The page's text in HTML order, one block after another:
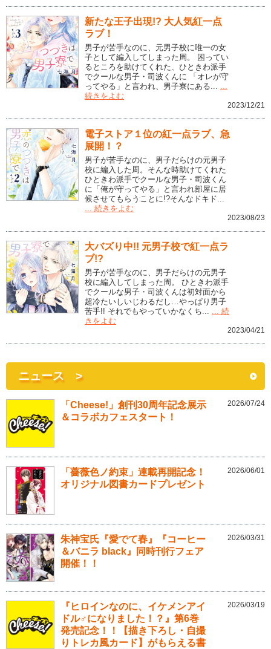
新たな王子出現!? 大人気紅一点
ラブ！
男子が苦手なのに、元男子校に唯一の女
子として編入してしまった周。 困ってい
るところを助けてくれた、ひときわ派手
でクールな男子・司波くんに 「オレが守
ってやる」と言われ、男子寮にある... ...
続きをよむ
2023/12/21
電子ストア１位の紅一点ラブ、急
展開！？
男子が苦手なのに、男子だらけの元男子
校に編入した周。そんな時助けてくれた
ひときわ派手でクールな男子・司波くん
に「俺が守ってやる」と言われ部屋に居
候させてもらうことに!?そんなドキド...
... 続きをよむ
2023/08/23
大バズり中!! 元男子校で紅一点ラ
ブ!?
男子が苦手なのに、男子だらけの元男子
校に編入してしまった周。 ひときわ派手
でクールな男子・司波くんは初対面から
超冷たいしいじわるだし…やっぱり男子
苦手!! それでもやっていかなくち... ... 続
きをよむ
2023/04/21
ニュース >
「Cheese!」創刊30周年記念展示
＆コラボカフェスタート！
2026/07/24
「薔薇色ノ約束」連載再開記念！
オリジナル図書カードプレゼント
2026/06/01
朱神宝氏『愛でて春』『コーヒー
＆バニラ black』同時刊行フェア
開催！！
2026/03/31
『ヒロインなのに、イケメンアイ
ドル♂になりました！？』第6巻
発売記念！！【描き下ろし・自撮
りトレカ風カード】がもらえる書
2026/03/19